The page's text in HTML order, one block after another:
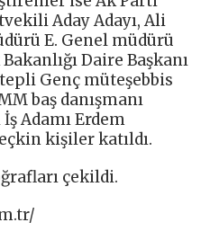
Aday Adayı, Ali
E. Genel müdürü
Daire Başkanı
Genç müteşebbis
baş danışmanı
Adamı Erdem
kişiler katıldı.
çekildi.